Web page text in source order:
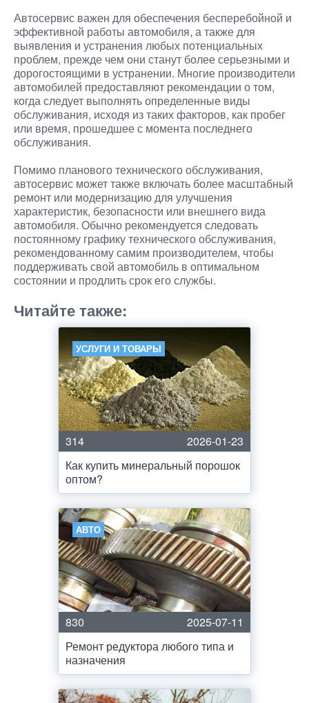
Автосервис важен для обеспечения бесперебойной и
эффективной работы автомобиля, а также для
выявления и устранения любых потенциальных
проблем, прежде чем они станут более серьезными и
дорогостоящими в устранении. Многие производители
автомобилей предоставляют рекомендации о том,
когда следует выполнять определенные виды
обслуживания, исходя из таких факторов, как пробег
или время, прошедшее с момента последнего
обслуживания.
Помимо планового технического обслуживания,
автосервис может также включать более масштабный
ремонт или модернизацию для улучшения
характеристик, безопасности или внешнего вида
автомобиля. Обычно рекомендуется следовать
постоянному графику технического обслуживания,
рекомендованному самим производителем, чтобы
поддерживать свой автомобиль в оптимальном
состоянии и продлить срок его службы.
Читайте также:
УСЛУГИ И ТОВАРЫ
314
2026-01-23
Как купить минеральный порошок
оптом?
АВТО
830
2025-07-11
Ремонт редуктора любого типа и
назначения